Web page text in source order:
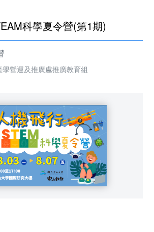
科學夏令營(第1期)
營運及推廣處推廣教育組